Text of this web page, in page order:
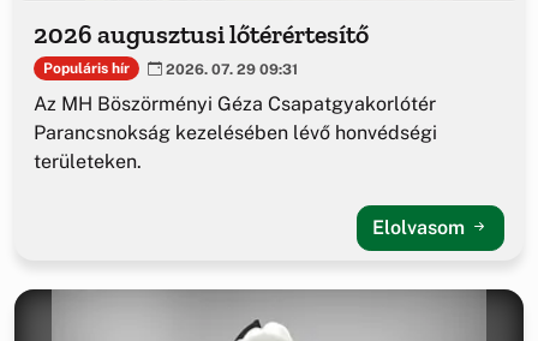
2026 augusztusi lőtérértesítő
Populáris hír 2026. 07. 29 09:31
Az MH Böszörményi Géza Csapatgyakorlótér
Parancsnokság kezelésében lévő honvédségi
területeken.
Elolvasom